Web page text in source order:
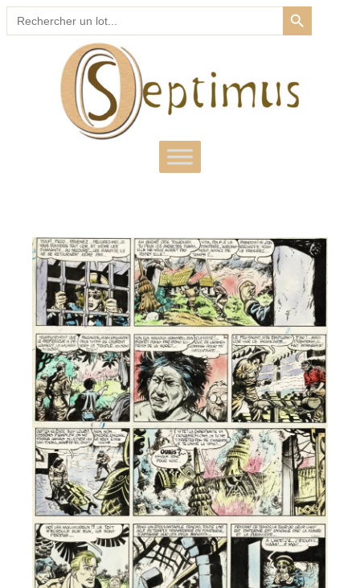
Search
for:
SEARCH BUTTON